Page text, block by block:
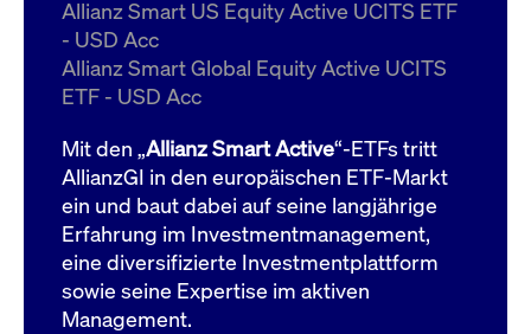
Allianz Smart US Equity Active UCITS ETF
- USD Acc
Allianz Smart Global Equity Active UCITS
ETF - USD Acc
Mit den „Allianz Smart Active“-ETFs tritt
AllianzGI in den europäischen ETF-Markt
ein und baut dabei auf seine langjährige
Erfahrung im Investmentmanagement,
eine diversifizierte Investmentplattform
sowie seine Expertise im aktiven
Management.
ApplicationGatewayAffinityCORS
boerse.com